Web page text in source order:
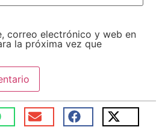
correo electrónico y web en
la próxima vez que